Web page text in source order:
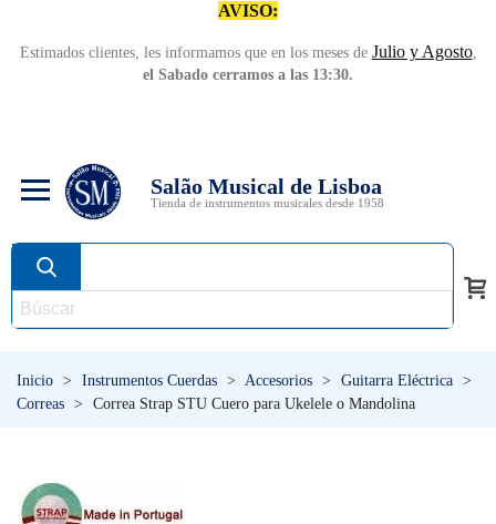
AVISO:
Estimados clientes, les informamos que en los meses de Julio y Agosto,
el Sabado cerramos a las 13:30.
Salão Musical de Lisboa
Tienda de instrumentos musicales desde 1958
Inicio > Instrumentos Cuerdas > Accesorios > Guitarra Eléctrica >
Correas > Correa Strap STU Cuero para Ukelele o Mandolina